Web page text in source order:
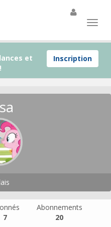
Inscription
et
7
Abonnements
20